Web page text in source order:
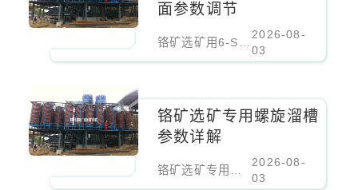
面参数调节
2026-08-
03
铬矿选矿专用螺旋溜槽
参数详解
2026-08-
03